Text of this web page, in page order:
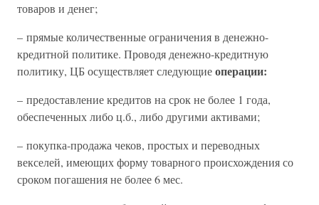
товаров и денег;
– прямые количественные ограничения в денежно-
кредитной политике. Проводя денежно-кредитную
политику, ЦБ осуществляет следующиеоперации:
– предоставление кредитов на срок не более 1 года,
обеспеченных либо ц.б., либо другими активами;
– покупка-продажа чеков, простых и переводных
векселей, имеющих форму товарного происхождения со
сроком погашения не более 6 мес.